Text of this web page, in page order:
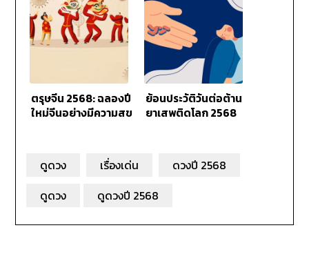
ตรุษจีน 2568: ฉลองปี
ใหม่จีนอย่างมีความสุข
ย้อนประวัติวันต่อต้าน
ยาเสพติดโลก 2568
ดูดวง เรื่องเด่น
ดวงปี 2568
ดูดวง
ดูดวงปี 2568